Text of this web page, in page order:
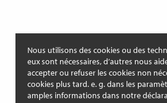
Nous utilisons des cookies ou des
eux sont nécessaires, d’autres nous
accepter ou refuser les cookies non
cookies plus tard. e. g. dans les
amples informations dans notre